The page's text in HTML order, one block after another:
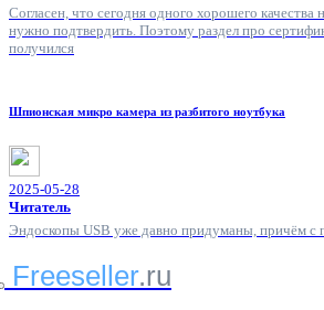
Согласен, что сегодня одного хорошего
нужно подтвердить. Поэтому раздел про
получился
Шпионская микро камера из разбитого ноутбука
2025-05-28
Читатель
Эндоскопы USB уже давно придуманы, причём с
Freeseller.ru